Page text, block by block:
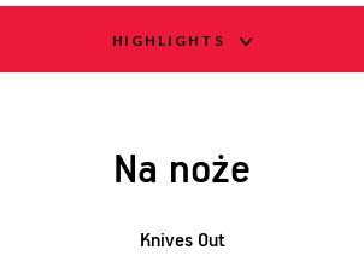
HIGHLIGHTS
Na noże
Knives Out